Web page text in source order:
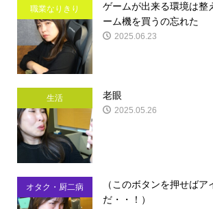
職業なりきり
ゲームが出来る環境は整
ーム機を買うの忘れた
2025.06.23
生活 老眼
2025.05.26
オタク・厨二病
（このボタンを押せばア
だ・・！）